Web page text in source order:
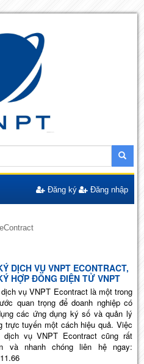
Đăng ký Đăng nhập
DỊCH VỤ VNPT ECONTRACT,
HỢP ĐỒNG ĐIỆN TỬ VNPT
vụ VNPT Econtract là một trong
quan trọng để doanh nghiệp có
các ứng dụng ký số và quản lý
trực tuyến một cách hiệu quả. Việc
dịch vụ VNPT Econtract cũng rất
và nhanh chóng liên hệ ngay: